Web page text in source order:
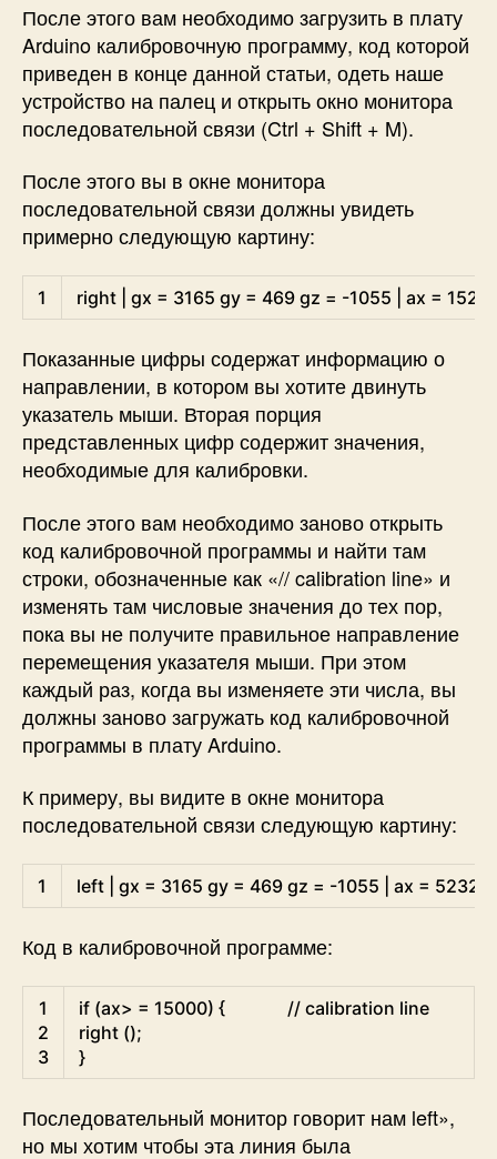
После этого вам необходимо загрузить в плату
Arduino калибровочную программу, код которой
приведен в конце данной статьи, одеть наше
устройство на палец и открыть окно монитора
последовательной связи (Ctrl + Shift + M).
После этого вы в окне монитора
последовательной связи должны увидеть
примерно следующую картину:
Arduino
1 right gx = 3165 gy = 469 gz = -1055 ax =
Показанные цифры содержат информацию о
направлении, в котором вы хотите двинуть
указатель мыши. Вторая порция
представленных цифр содержит значения,
необходимые для калибровки.
После этого вам необходимо заново открыть
код калибровочной программы и найти там
строки, обозначенные как «// calibration line» и
изменять там числовые значения до тех пор,
пока вы не получите правильное направление
перемещения указателя мыши. При этом
каждый раз, когда вы изменяете эти числа, вы
должны заново загружать код калибровочной
программы в плату Arduino.
К примеру, вы видите в окне монитора
последовательной связи следующую картину:
Arduino
1 left gx = 3165 gy = 469 gz = -1055 ax = 5232
Код в калибровочной программе:
Arduino
1
2
3
if (ax> = 15000) {
// calibration line
right ();
}
Последовательный монитор говорит нам left»,
но мы хотим чтобы эта линия была